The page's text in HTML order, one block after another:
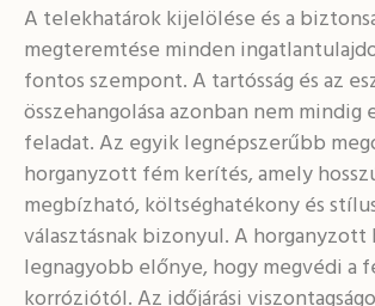
A telekhatárok kijelölése és a
megteremtése minden
fontos szempont. A tartósság és az
összehangolása azonban nem mindig
feladat. Az egyik legnépszerűbb
horganyzott fém kerítés, amely
megbízható, költséghatékony és
választásnak bizonyul. A
legnagyobb előnye, hogy megvédi a
korróziótól. Az időjárási